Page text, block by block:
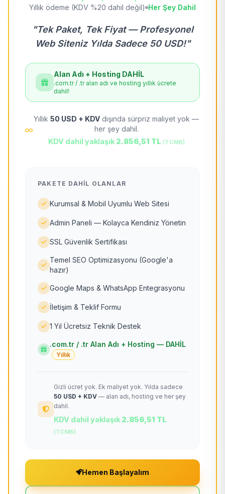
Yıllık ödeme (KDV %20 dahil değil) Her Şey Dahil
"Tek Paket, Tek Fiyat — Profesyonel
Web Siteniz Yılda Sadece 50 USD!"
Alan Adı + Hosting DAHİL
.com.tr / .tr alan adı ve hosting yıllık ücrete
dahil!
Yıllık 50 USD + KDV dışında sürpriz maliyet yok —
her şey dahil.
KDV dahil yaklaşık 2.856,51 TL (TCMB)
PAKETE DAHIL OLANLAR
Kurumsal & Mobil Uyumlu Web Sitesi
Admin Paneli — Kolayca Kendiniz Yönetin
SSL Güvenlik Sertifikası
Temel SEO Optimizasyonu (Google'a
hazır)
Google Maps & WhatsApp Entegrasyonu
İletişim & Teklif Formu
1 Yıl Ücretsiz Teknik Destek
.com.tr / .tr Alan Adı + Hosting — DAHİL
Yıllık
Gizli ücret yok. Ek maliyet yok. Yılda sadece
50 USD + KDV — alan adı, hosting ve her şey
dahil.
KDV dahil yaklaşık 2.856,51 TL
(TCMB)
Hemen Başlayalım